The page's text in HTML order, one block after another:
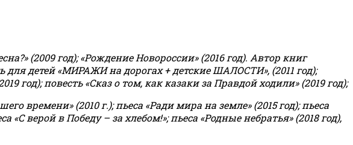
(2009 год); «Рождение Новороссии» (2016 год). Автор книг
для детей «МИРАЖИ на дорогах + детские ШАЛОСТИ», (2011 год);
год); повесть «Сказ о том, как казаки за Правдой ходили» (2019 год);
времени» (2010 г.); пьеса «Ради мира на земле» (2015 год); пьеса
«С верой в Победу – за хлебом!»;пьеса «Родные небратья» (2018 год),